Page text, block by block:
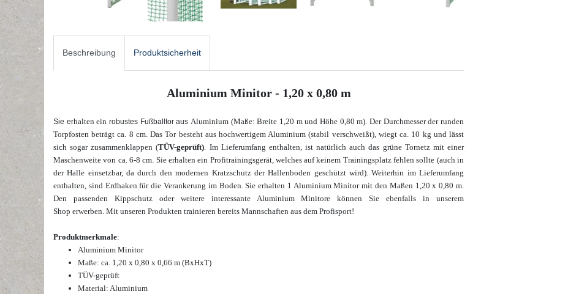
Beschreibung Produktsicherheit
Aluminium Minitor - 1,20 x 0,80 m
Sie erhalten einrobustes Fußballtor ausAluminium (Maße: Breite 1,20 m und Höhe 0,80 m). Der Durchmesser der runden
Torpfosten beträgt ca. 8 cm. Das Tor besteht aus hochwertigem Aluminium (stabil verschweißt), wiegt ca. 10 kg und lässt
sich sogarzusammenklappen (TÜV-geprüft). Im Lieferumfang enthalten, ist natürlich auch das grüne Tornetz mit einer
Maschenweite von ca. 6-8 cm. Sie erhalten ein Profitrainingsgerät, welches auf keinem Trainingsplatz fehlen sollte (auch in
der Halle einsetzbar, da durch den modernen Kratzschutz der Hallenboden geschützt wird). Weiterhin im Lieferumfang
enthalten, sind Erdhaken für die Verankerung im Boden. Sie erhalten 1 Aluminium Minitor mit den Maßen 1,20 x 0,80 m.
Den passenden Kippschutz oder weitere interessante Aluminium Minitore können Sie ebenfalls in unserem
Shop erwerben. Mit unseren Produkten trainieren bereits Mannschaften aus dem Profisport!
Produktmerkmale:
Aluminium Minitor
Maße: ca. 1,20 x 0,80 x 0,66 m (BxHxT)
TÜV-geprüft
Material: Aluminium